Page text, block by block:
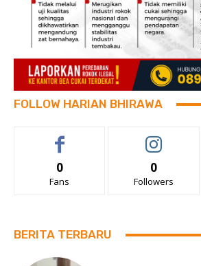
FOLLOW HARIAN BHIRAWA
0
Fans
0
Followers
BERITA TERBARU